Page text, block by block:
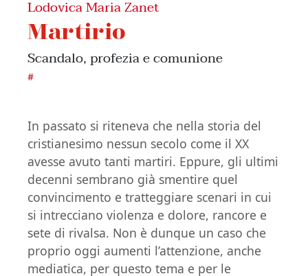
Lodovica Maria Zanet
Martirio
Scandalo, profezia e comunione
#
In passato si riteneva che nella storia del
cristianesimo nessun secolo come il XX
avesse avuto tanti martiri. Eppure, gli ultimi
decenni sembrano già smentire quel
convincimento e tratteggiare scenari in cui
si intrecciano violenza e dolore, rancore e
sete di rivalsa. Non è dunque un caso che
proprio oggi aumenti l’attenzione, anche
mediatica, per questo tema e per le